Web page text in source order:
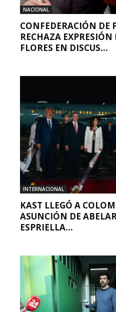
NACIONAL
CONFEDERACIÓN DE
RECHAZA
FLORES EN DISCUS...
INTERNACIONAL
KAST LLEGÓ A
ASUNCIÓN DE
ESPRIELLA...